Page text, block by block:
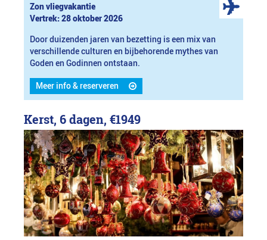
Zon vliegvakantie
Vertrek: 28 oktober 2026
Door duizenden jaren van bezetting is een mix van
verschillende culturen en bijbehorende mythes van
Goden en Godinnen ontstaan.
Meer info & reserveren
Kerst, 6 dagen, €1949